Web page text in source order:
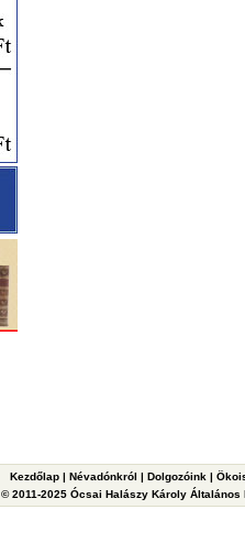
Kezdőlap | Névadónkról | Dolgozóink |
© 2011-2025 Ócsai Halászy Károly